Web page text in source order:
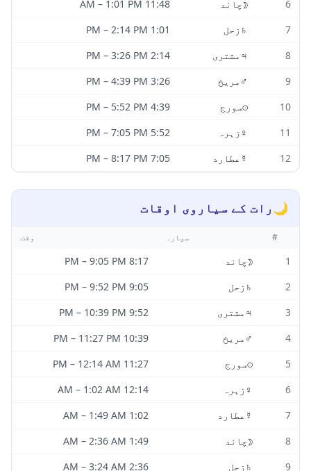
6
☽چاند 11:48 AM
– 1:01 PM
7
♄ زحل 1:01 PM
– 2:14 PM
8
♃ مشتری 2:14 PM
– 3:26 PM
9
♂ مریخ 3:26 PM
– 4:39 PM
10
☉سورج 4:39 PM
– 5:52 PM
11
♀ زہرہ 5:52 PM
– 7:05 PM
12
☿ عطارد 7:05 PM
– 8:17 PM
🌙رات کے سیاروی اوقات
# سیارہ وقت
1
☽چاند 8:17 PM
– 9:05 PM
2
♄ زحل 9:05 PM
– 9:52 PM
3
♃ مشتری 9:52 PM
– 10:39 PM
4
♂ مریخ 10:39 PM
– 11:27 PM
5
☉سورج 11:27 PM
– 12:14 AM
6
♀ زہرہ 12:14 AM
– 1:02 AM
7
☿ عطارد 1:02 AM
– 1:49 AM
8
☽چاند 1:49 AM
– 2:36 AM
9
♄ زحل 2:36 AM
– 3:24 AM